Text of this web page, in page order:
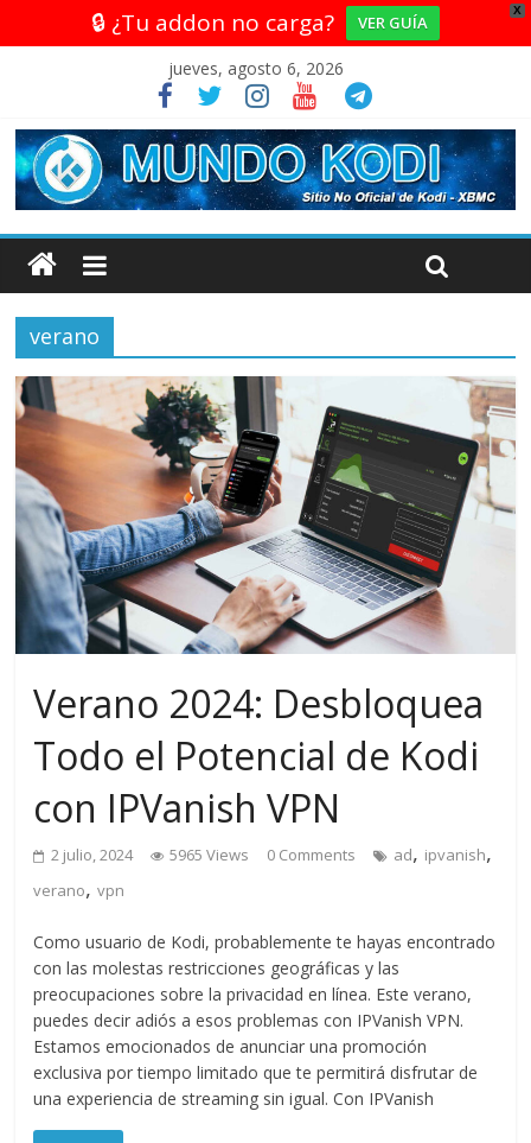
X
🔒 ¿Tu addon no carga? VER GUÍA
jueves, agosto 6, 2026
verano
Verano 2024: Desbloquea
Todo el Potencial de Kodi
con IPVanish VPN
2 julio, 2024 5965 Views 0 Comments ad, ipvanish,
verano,vpn
Como usuario de Kodi, probablemente te hayas encontrado
con las molestas restricciones geográficas y las
preocupaciones sobre la privacidad en línea. Este verano,
puedes decir adiós a esos problemas con IPVanish VPN.
Estamos emocionados de anunciar una promoción
exclusiva por tiempo limitado que te permitirá disfrutar de
una experiencia de streaming sin igual. Con IPVanish